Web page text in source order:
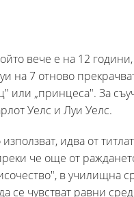
вече е на 12
на 7 отново
или „принцеса". За
Уелс и Луи Уелс.
използват, идва от
че още от
в училищна
се чувстват равни